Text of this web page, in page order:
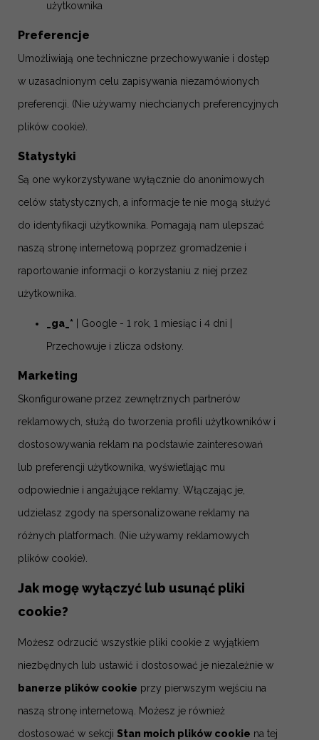
użytkownika
Preferencje
Umożliwiają one techniczne przechowywanie i dostęp
w uzasadnionym celu zapisywania niezamówionych
preferencji. (Nie używamy niechcianych preferencyjnych
plików cookie).
Statystyki
Są one wykorzystywane wyłącznie do anonimowych
celów statystycznych, a informacje te nie mogą służyć
do identyfikacji użytkownika. Pomagają nam ulepszać
naszą stronę internetową poprzez gromadzenie i
raportowanie informacji o korzystaniu z niej przez
użytkownika.
_ga_* | Google - 1 rok, 1 miesiąc i 4 dni |
Przechowuje i zlicza odsłony.
Marketing
Skonfigurowane przez zewnętrznych partnerów
reklamowych, służą do tworzenia profili użytkowników i
dostosowywania reklam na podstawie zainteresowań
lub preferencji użytkownika, wyświetlając mu
odpowiednie i angażujące reklamy. Włączając je,
udzielasz zgody na spersonalizowane reklamy na
różnych platformach. (Nie używamy reklamowych
plików cookie).
Jak mogę wyłączyć lub usunąć pliki
cookie?
Możesz odrzucić wszystkie pliki cookie z wyjątkiem
niezbędnych lub ustawić i dostosować je niezależnie w
banerze plików cookie przy pierwszym wejściu na
naszą stronę internetową. Możesz je również
dostosować w sekcji Stan moich plików cookie na tej